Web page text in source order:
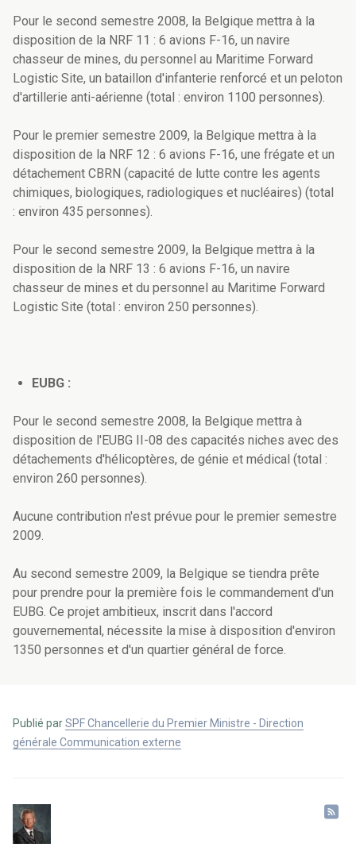
Pour le second semestre 2008, la Belgique mettra à la
disposition de la NRF 11 : 6 avions F-16, un navire
chasseur de mines, du personnel au Maritime Forward
Logistic Site, un bataillon d'infanterie renforcé et un peloton
d'artillerie anti-aérienne (total : environ 1100 personnes).
Pour le premier semestre 2009, la Belgique mettra à la
disposition de la NRF 12 : 6 avions F-16, une frégate et un
détachement CBRN (capacité de lutte contre les agents
chimiques, biologiques, radiologiques et nucléaires) (total
: environ 435 personnes).
Pour le second semestre 2009, la Belgique mettra à la
disposition de la NRF 13 : 6 avions F-16, un navire
chasseur de mines et du personnel au Maritime Forward
Logistic Site (total : environ 250 personnes).
EUBG :
Pour le second semestre 2008, la Belgique mettra à
disposition de l'EUBG II-08 des capacités niches avec des
détachements d'hélicoptères, de génie et médical (total :
environ 260 personnes).
Aucune contribution n'est prévue pour le premier semestre
2009.
Au second semestre 2009, la Belgique se tiendra prête
pour prendre pour la première fois le commandement d'un
EUBG. Ce projet ambitieux, inscrit dans l'accord
gouvernemental, nécessite la mise à disposition d'environ
1350 personnes et d'un quartier général de force.
Publié parSPF Chancellerie du Premier Ministre - Direction
générale Communication externe